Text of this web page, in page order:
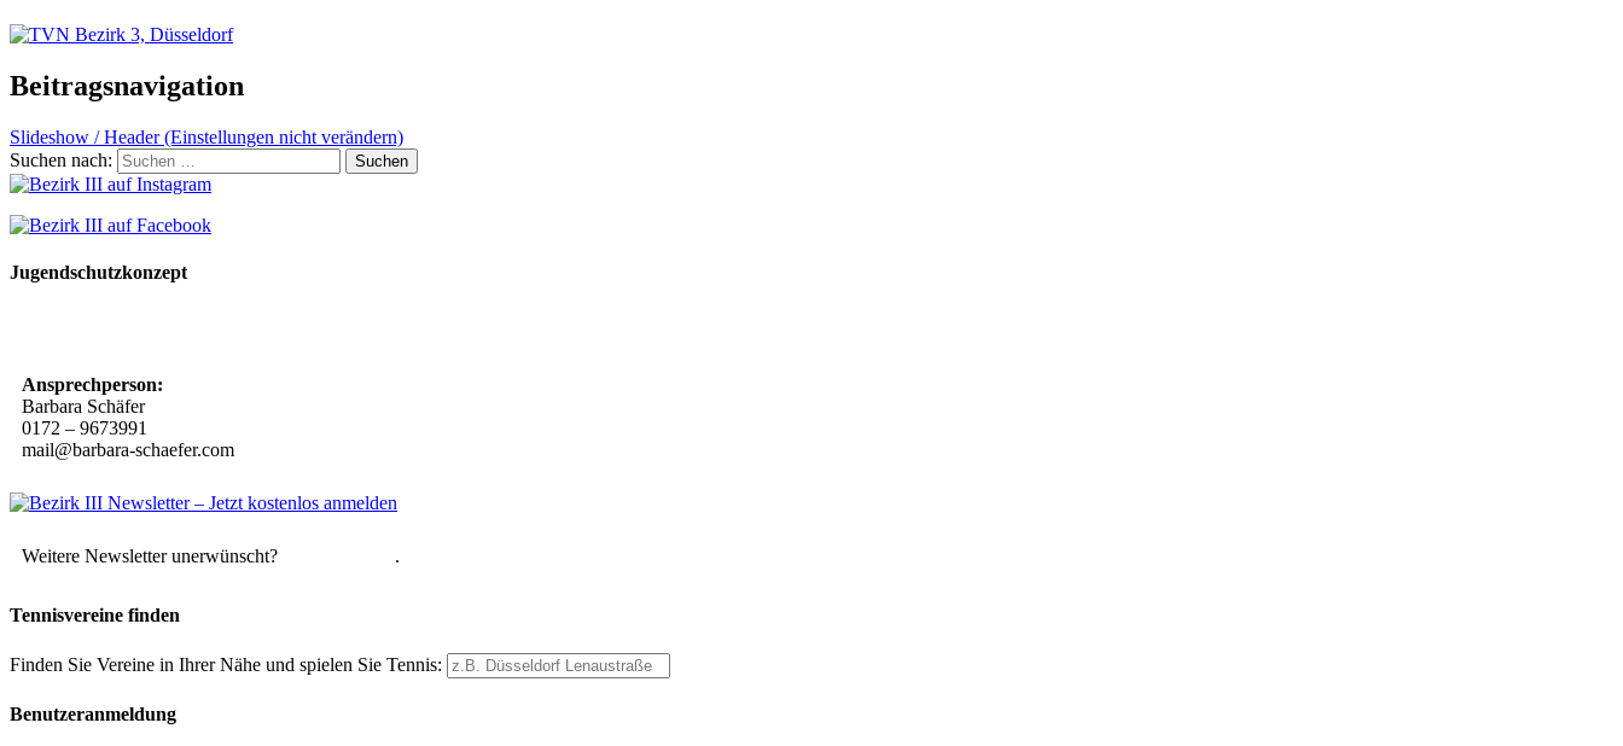
Beitragsnavigation
Slideshow / Header (Einstellungen nicht verändern)
Suchen nach:
Jugendschutzkonzept
Ansprechperson:
Barbara Schäfer
0172 – 9673991
mail@barbara-schaefer.com
Weitere Newsletter unerwünscht? .
Tennisvereine finden
Finden Sie Vereine in Ihrer Nähe und spielen Sie Tennis:
Benutzeranmeldung